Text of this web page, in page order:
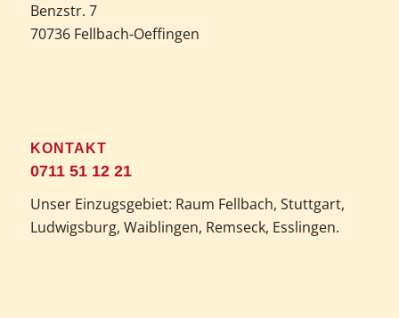
Benzstr. 7
70736 Fellbach-Oeffingen
KONTAKT
0711 51 12 21
Unser Einzugsgebiet: Raum Fellbach, Stuttgart,
Ludwigsburg, Waiblingen, Remseck, Esslingen.